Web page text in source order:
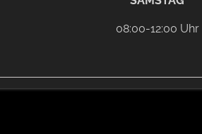
08:00-12:00 Uhr